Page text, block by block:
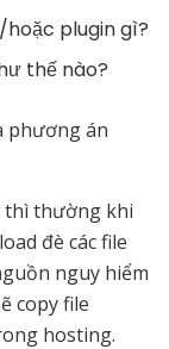
plugin gì?
thế nào?
phương án
thì thường khi
đè các file
nguy hiểm
copy file
hosting.